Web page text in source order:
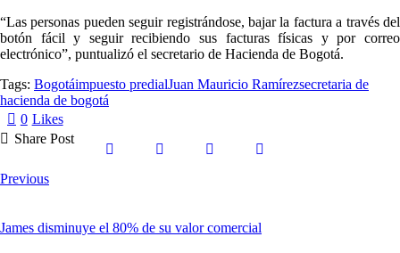
“Las personas pueden seguir registrándose, bajar la factura a través del
botón fácil y seguir recibiendo sus facturas físicas y por correo
electrónico”, puntualizó el secretario de Hacienda de Bogotá.
Tags: Bogotáimpuesto predialJuan Mauricio Ramírezsecretaria de
hacienda de bogotá
0 Likes
Share Post
Previous
James disminuye el 80% de su valor comercial